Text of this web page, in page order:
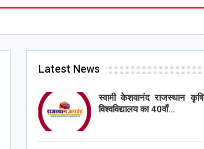
Latest News
स्वामी केशवानंद राजस्थान कृषि
विश्वविद्यालय का 40वाँ…